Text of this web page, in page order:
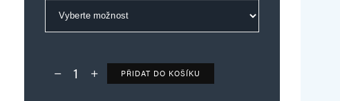
Deník TO – verze bez reklam množství
PŘIDAT DO KOŠÍKU